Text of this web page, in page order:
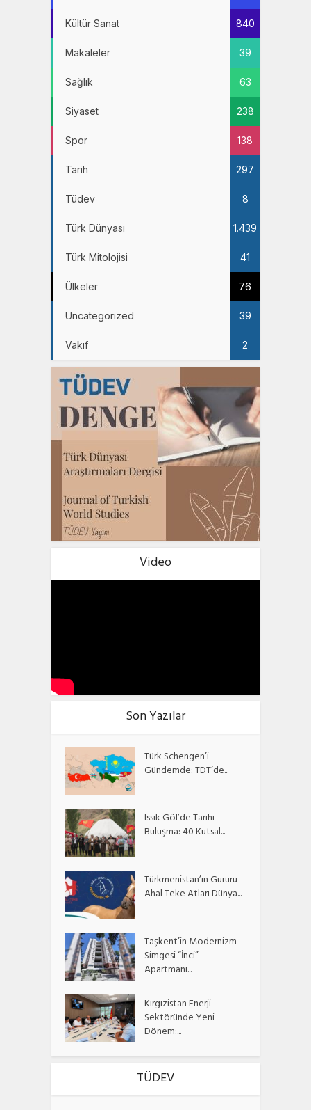
Kültür Sanat 840
Makaleler 39
Sağlık 63
Siyaset 238
Spor 138
Tarih 297
Tüdev 8
Türk Dünyası 1.439
Türk Mitolojisi 41
Ülkeler 76
Uncategorized 39
Vakıf 2
Video
Son Yazılar
Türk Schengen’i
Gündemde: TDT’de...
Issık Göl’de Tarihi
Buluşma: 40 Kutsal...
Türkmenistan’ın Gururu
Ahal Teke Atları Dünya...
Taşkent’in Modernizm
Simgesi “İnci”
Apartmanı...
Kırgızistan Enerji
Sektöründe Yeni
Dönem:...
TÜDEV